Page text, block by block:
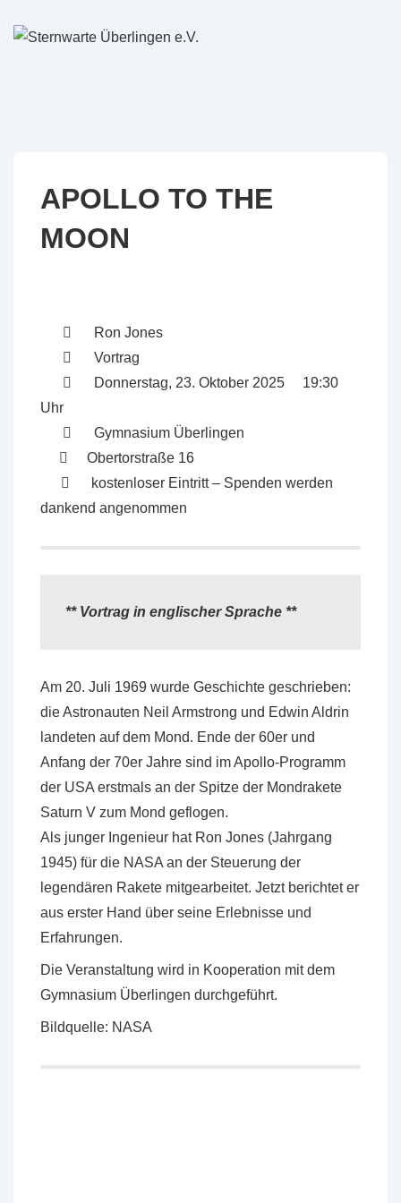
Zum
APOLLO TO THE
MOON
Ron Jones
Vortrag
Donnerstag, 23. Oktober 2025 19:30
Uhr
Gymnasium Überlingen
Obertorstraße 16
kostenloser Eintritt – Spenden werden
dankend angenommen
** Vortrag in englischer Sprache **
Am 20. Juli 1969 wurde Geschichte geschrieben:
die Astronauten Neil Armstrong und Edwin Aldrin
landeten auf dem Mond. Ende der 60er und
Anfang der 70er Jahre sind im Apollo-Programm
der USA erstmals an der Spitze der Mondrakete
Saturn V zum Mond geflogen.
Als junger Ingenieur hat Ron Jones (Jahrgang
1945) für die NASA an der Steuerung der
legendären Rakete mitgearbeitet. Jetzt berichtet er
aus erster Hand über seine Erlebnisse und
Erfahrungen.
Die Veranstaltung wird in Kooperation mit dem
Gymnasium Überlingen durchgeführt.
Bildquelle: NASA